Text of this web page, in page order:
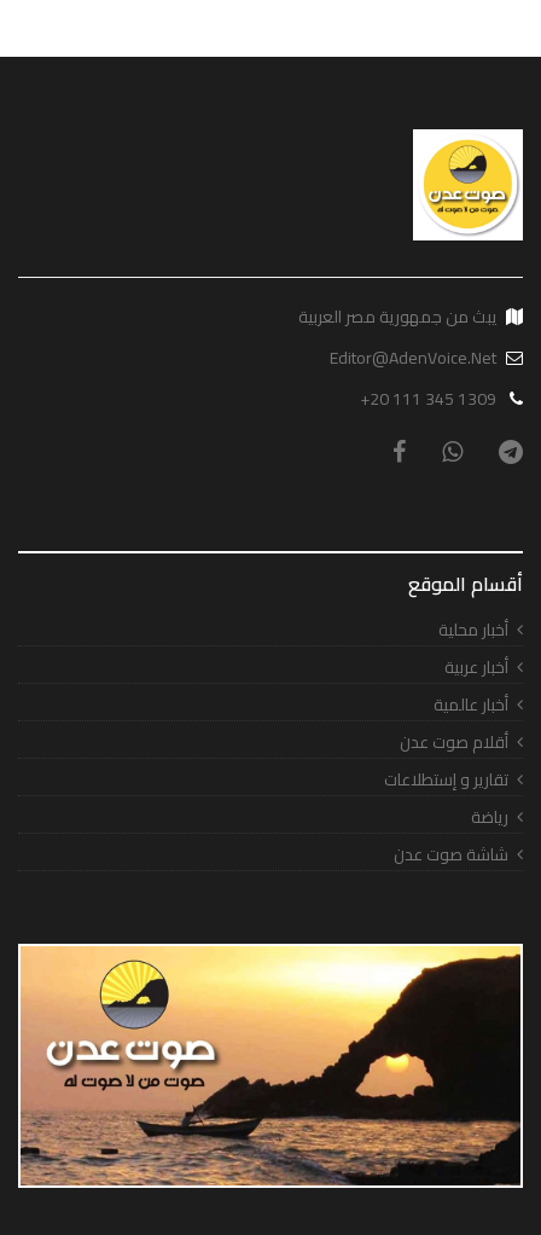
يبث من جمهورية مصر العربية
Editor@AdenVoice.Net
+20 111 345 1309
أقسام الموقع
أخبار محلية
أخبار عربية
أخبار عالمية
أقلام صوت عدن
تقارير و إستطلاعات
رياضة
شاشة صوت عدن